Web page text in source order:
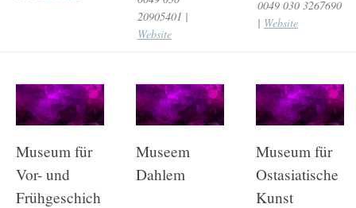
20905401 |
Website
0049 030 3267690
| Website
Museum für
Vor- und
Frühgeschich
Museem
Dahlem
Museum für
Ostasiatische
Kunst